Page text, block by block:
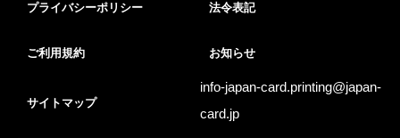
プライバシーポリシー 法令表記
ご利用規約 お知らせ
サイトマップ
info-japan-card.printing@japan-
card.jp